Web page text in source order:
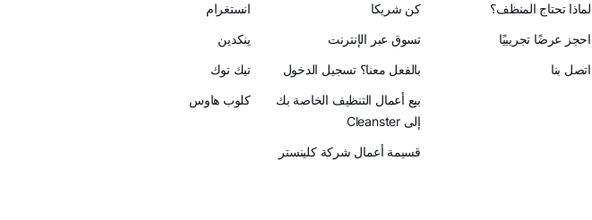
لماذا تحتاج المنظف؟
احجز عرضًا تجريبيًا
اتصل بنا
كن شريكا
تسوق عبر الإنترنت
بالفعل معنا؟ تسجيل الدخول
بيع أعمال التنظيف الخاصة بك
إلى Cleanster
قسيمة أعمال شركة كلينستر
انستغرام
ينكدين
تيك توك
كلوب هاوس